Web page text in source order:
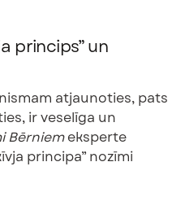
princips” un
atjaunoties, pats
ir veselīga un
Bērniemeksperte
principa” nozīmi